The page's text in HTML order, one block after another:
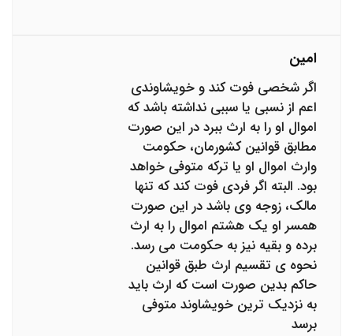
امین
اگر شخصی فوت کند و خویشاوندی
اعم از نسبی یا سببی نداشته باشد که
اموال او را به ارث ببرد در این صورت
مطابق قوانین کشورمان، حکومت
وارث اموال او یا ترکه متوفی خواهد
بود. البته اگر فردی فوت کند که تنها
مالک، زوجه وی باشد در این صورت
همسر او یک هشتم اموال را به ارث
برده و بقیه نیز به حکومت می رسد.
نحوه ی تقسیم ارث طبق قوانین
حاکم بدین صورت است که ارث باید
به نزدیک ترین خویشاوند متوفی
برسد